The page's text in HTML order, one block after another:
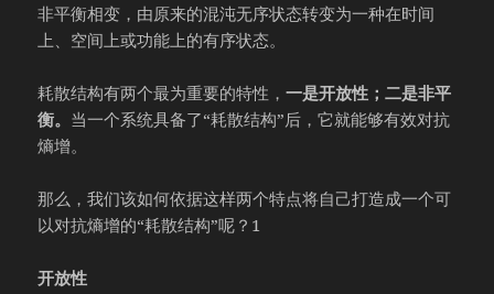
非平衡相变，由原来的混沌无序状态转变为一种在时间
上、空间上或功能上的有序状态。
耗散结构有两个最为重要的特性，一是开放性；二是非平
衡。 当一个系统具备了“耗散结构”后，它就能够有效对抗
熵增。
那么，我们该如何依据这样两个特点将自己打造成一个可
以对抗熵增的“耗散结构”呢？1
开放性